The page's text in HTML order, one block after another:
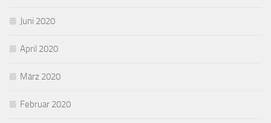
Juni 2020
April 2020
März 2020
Februar 2020